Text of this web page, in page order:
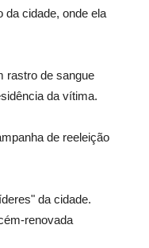
da cidade, onde ela
rastro de sangue
da vítima.
de reeleição
da cidade.
renovada